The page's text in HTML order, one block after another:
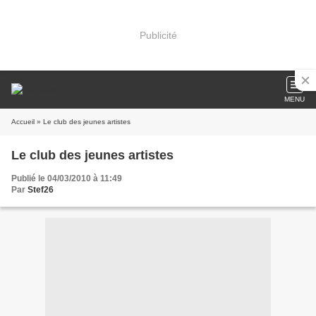
Publicité
MENU
Accueil » Le club des jeunes artistes
Le club des jeunes artistes
Publié le 04/03/2010 à 11:49
Par Stef26